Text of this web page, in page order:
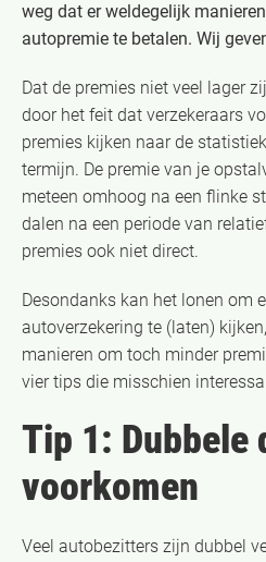
weg dat er weldegelijk
autopremie te betalen. Wij
Dat de premies niet veel lager
door het feit dat verzekeraars
premies kijken naar de
termijn. De premie van je
meteen omhoog na een flinke
dalen na een periode van
premies ook niet direct.
Desondanks kan het lonen om
autoverzekering te (laten)
manieren om toch minder
vier tips die misschien
Tip 1: Dubbele
voorkomen
Veel autobezitters zijn dubbel